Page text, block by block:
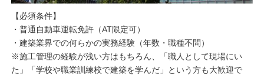
【必須条件】
・普通自動車運転免許（AT限定可）
・建築業界での何らかの実務経験（年数・職種不問）
※施工管理の経験が浅い方はもちろん、「職人として現場にい
た」「学校や職業訓練校で建築を学んだ」という方も大歓迎で